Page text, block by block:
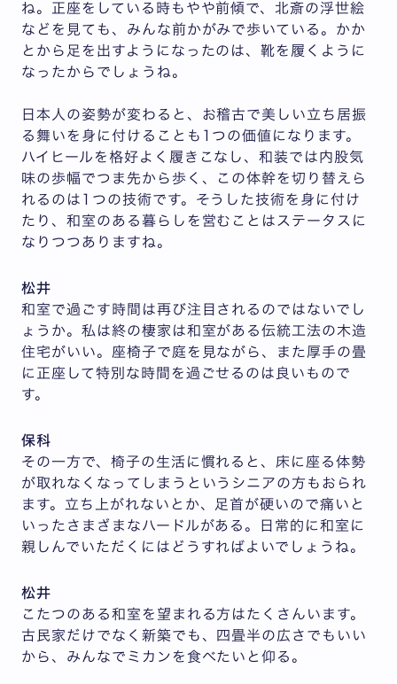
ね。正座をしている時もやや前傾で、北斎の浮世絵
などを見ても、みんな前かがみで歩いている。かか
とから足を出すようになったのは、靴を履くように
なったからでしょうね。
日本人の姿勢が変わると、お稽古で美しい立ち居振
る舞いを身に付けることも1つの価値になります。
ハイヒールを格好よく履きこなし、和装では内股気
味の歩幅でつま先から歩く、この体幹を切り替えら
れるのは1つの技術です。そうした技術を身に付け
たり、和室のある暮らしを営むことはステータスに
なりつつありますね。
松井
和室で過ごす時間は再び注目されるのではないでし
ょうか。私は終の棲家は和室がある伝統工法の木造
住宅がいい。座椅子で庭を見ながら、また厚手の畳
に正座して特別な時間を過ごせるのは良いもので
す。
保科
その一方で、椅子の生活に慣れると、床に座る体勢
が取れなくなってしまうというシニアの方もおられ
ます。立ち上がれないとか、足首が硬いので痛いと
いったさまざまなハードルがある。日常的に和室に
親しんでいただくにはどうすればよいでしょうね。
松井
こたつのある和室を望まれる方はたくさんいます。
古民家だけでなく新築でも、四畳半の広さでもいい
から、みんなでミカンを食べたいと仰る。